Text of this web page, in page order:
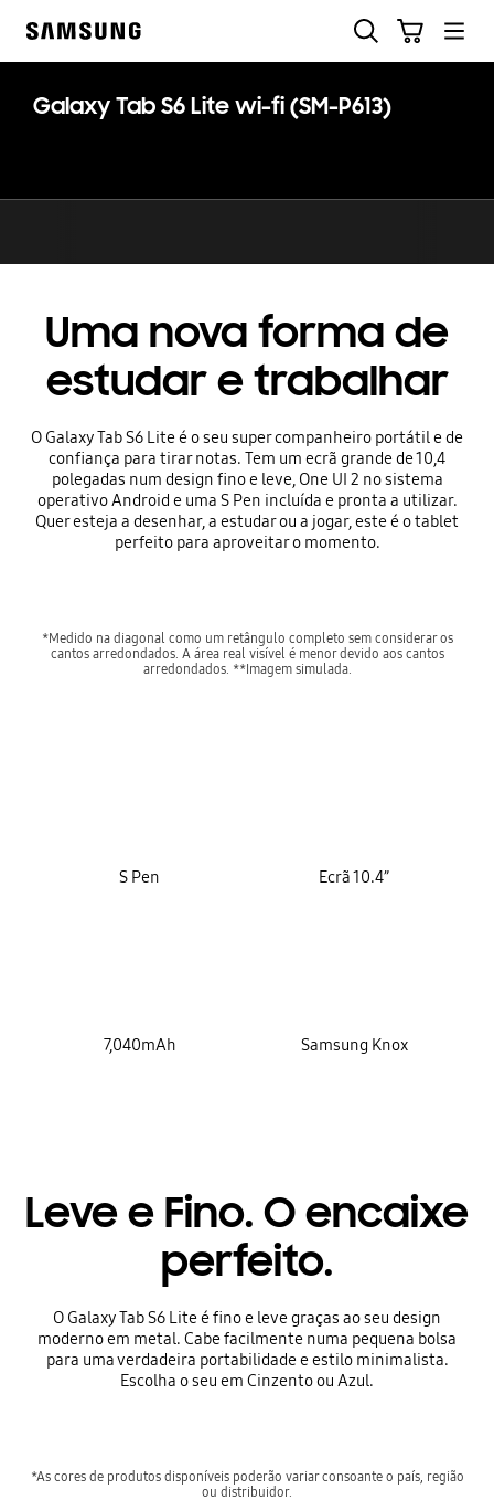
Galaxy Tab S6 Lite wi-fi (SM-P613)
Uma nova forma de
estudar e trabalhar
O Galaxy Tab S6 Lite é o seu super companheiro portátil e de
confiança para tirar notas. Tem um ecrã grande de 10,4
polegadas num design fino e leve, One UI 2 no sistema
operativo Android e uma S Pen incluída e pronta a utilizar.
Quer esteja a desenhar, a estudar ou a jogar, este é o tablet
perfeito para aproveitar o momento.
*Medido na diagonal como um retângulo completo sem considerar os
cantos arredondados. A área real visível é menor devido aos cantos
arredondados. **Imagem simulada.
S Pen Ecrã 10.4”
7,040mAh Samsung Knox
Leve e Fino. O encaixe
perfeito.
O Galaxy Tab S6 Lite é fino e leve graças ao seu design
moderno em metal. Cabe facilmente numa pequena bolsa
para uma verdadeira portabilidade e estilo minimalista.
Escolha o seu em Cinzento ou Azul.
*As cores de produtos disponíveis poderão variar consoante o país, região
ou distribuidor.